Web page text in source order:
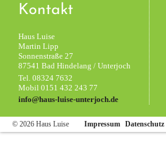
Kontakt
Haus Luise
Martin Lipp
Sonnenstraße 27
87541 Bad Hindelang / Unterjoch
Tel. 08324 7632
Mobil 0151 432 243 77
info@haus-luise-unterjoch.de
© 2026 Haus Luise Impressum Datenschutz